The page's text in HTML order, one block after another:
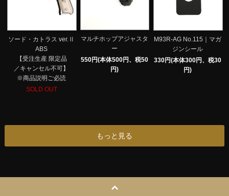
ソード・カトラス ver.Ⅱ
ABS
【受注生産 限定品
／キャンセル不可】
※商品説明ご必読
SOLD OUT
マルチホップアジャスタ
ー
550円(本体500円、税50
円)
M93R-AG No.115｜マガ
ジンシール
330円(本体300円、税30
円)
もっと見る